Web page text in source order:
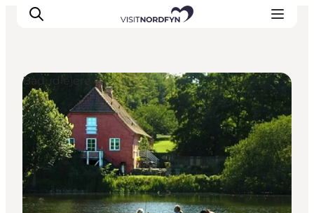
Oplev
Det sker
Spis og drik
Overnatning
Book oplevelser
Bådudlejere